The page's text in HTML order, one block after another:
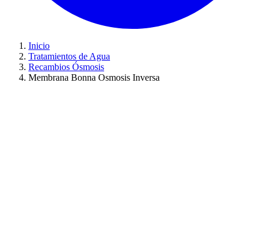
Inicio
Tratamientos de Agua
Recambios Ósmosis
Membrana Bonna Osmosis Inversa